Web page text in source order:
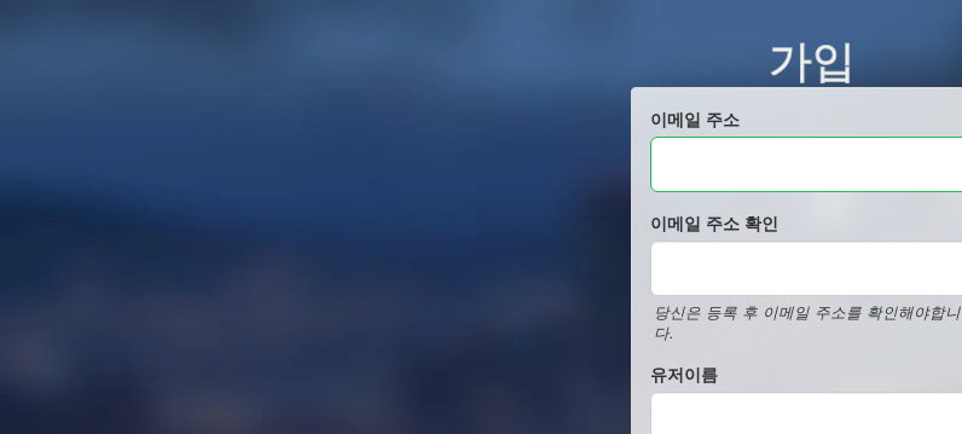
가입
이메일 주소
이메일 주소 확인
당신은 등록 후 이메일 주소를 확인해야합니
다.
유저이름